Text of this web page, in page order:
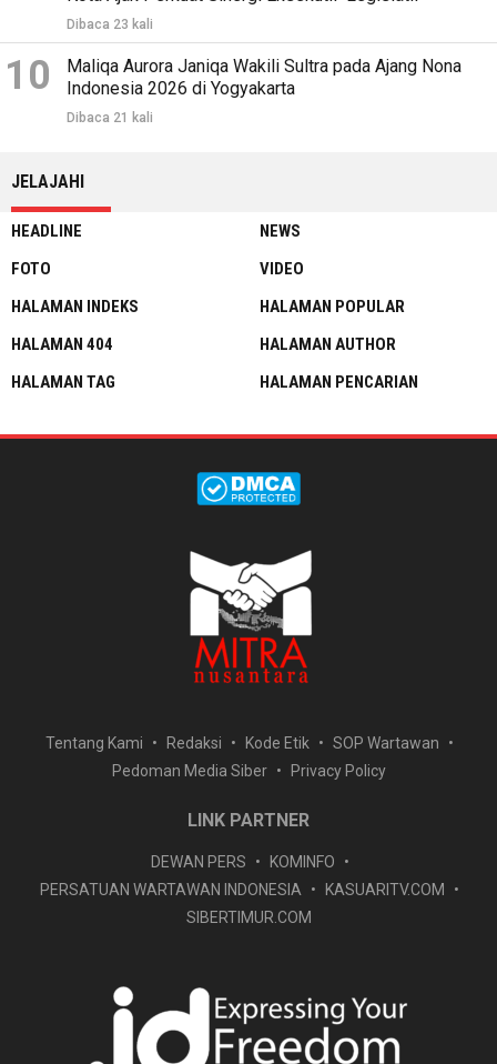
Dibaca 23 kali
10
Maliqa Aurora Janiqa Wakili Sultra pada Ajang Nona
Indonesia 2026 di Yogyakarta
Dibaca 21 kali
JELAJAHI
HEADLINE
NEWS
FOTO
VIDEO
HALAMAN INDEKS
HALAMAN POPULAR
HALAMAN 404
HALAMAN AUTHOR
HALAMAN TAG
HALAMAN PENCARIAN
Tentang Kami Redaksi Kode Etik
SOP Wartawan
Pedoman Media Siber
Privacy Policy
LINK PARTNER
DEWAN PERS
KOMINFO
PERSATUAN WARTAWAN INDONESIA
KASUARITV.COM
SIBERTIMUR.COM